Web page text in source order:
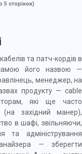
5 сторінок)
кабелів та патч-кордів в
його назвою —
менеджер, на
продукту — cable
які ще часто
(на західний манер),
вшафі, звільняючи,
та адміністрування
— зберегти